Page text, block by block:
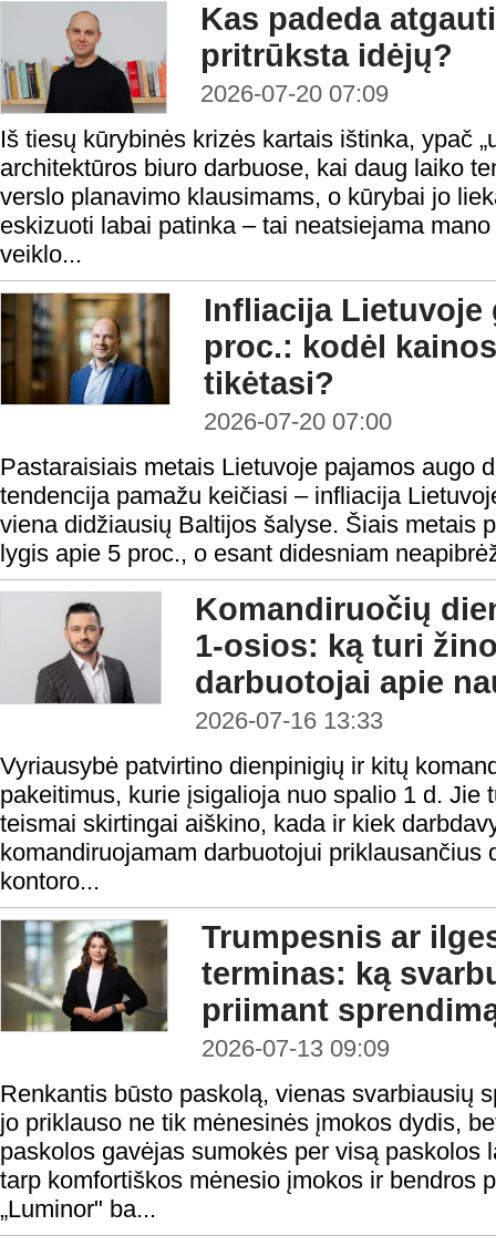
Kas padeda
pritrūksta idėjų?
2026-07-20 07:09
Iš tiesų kūrybinės krizės kartais ištinka, ypač
architektūros biuro darbuose, kai daug laiko
verslo planavimo klausimams, o kūrybai jo
eskizuoti labai patinka – tai neatsiejama
veiklo...
Infliacija Lietuvoje
proc.: kodėl
tikėtasi?
2026-07-20 07:00
Pastaraisiais metais Lietuvoje pajamos augo
tendencija pamažu keičiasi – infliacija
viena didžiausių Baltijos šalyse. Šiais metais
lygis apie 5 proc., o esant didesniam
Komandiruočių
1-osios: ką turi
darbuotojai apie
2026-07-16 13:33
Vyriausybė patvirtino dienpinigių ir kitų
pakeitimus, kurie įsigalioja nuo spalio 1 d. Jie
teismai skirtingai aiškino, kada ir kiek
komandiruojamam darbuotojui priklausančius
kontoro...
Trumpesnis ar
terminas: ką
priimant
2026-07-13 09:09
Renkantis būsto paskolą, vienas svarbiausių
jo priklauso ne tik mėnesinės įmokos dydis,
paskolos gavėjas sumokės per visą paskolos
tarp komfortiškos mėnesio įmokos ir bendros
„Luminor" ba...